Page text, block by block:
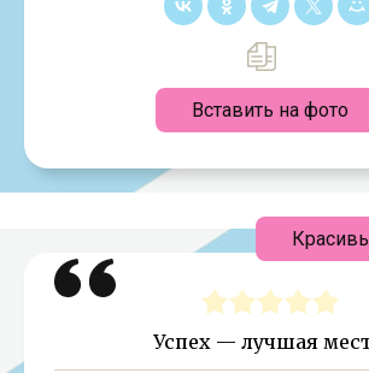
Вставить на фото
Успех — лучшая